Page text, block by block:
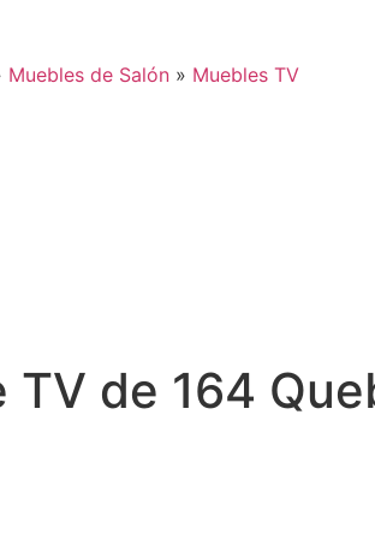
Muebles de Salón » Muebles TV
TV de 164